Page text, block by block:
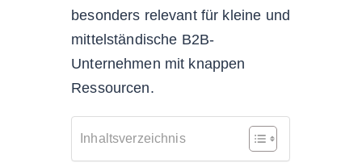
besonders relevant für kleine und
mittelständische B2B-
Unternehmen mit knappen
Ressourcen.
Inhaltsverzeichnis